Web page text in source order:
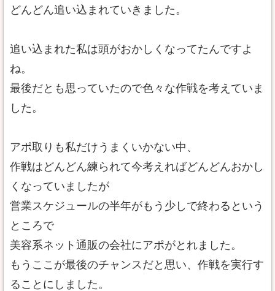
どんどん追い込まれていきました。
追い込まれた私は頭がおかしくなってたんですよ
ね。
最後だとも思っていたので色々な作戦を考えていま
した。
アポ取りも私だけうまくいかない中、
作戦はどんどん練られて今考えればどんどんおかし
くなっていましたが
営業スケジュールの半年がもう少しで終わるという
ところで
美容系ネット通販の会社にアポがとれました。
もうここが最後のチャンスだと思い、作戦を実行す
ることにしました。